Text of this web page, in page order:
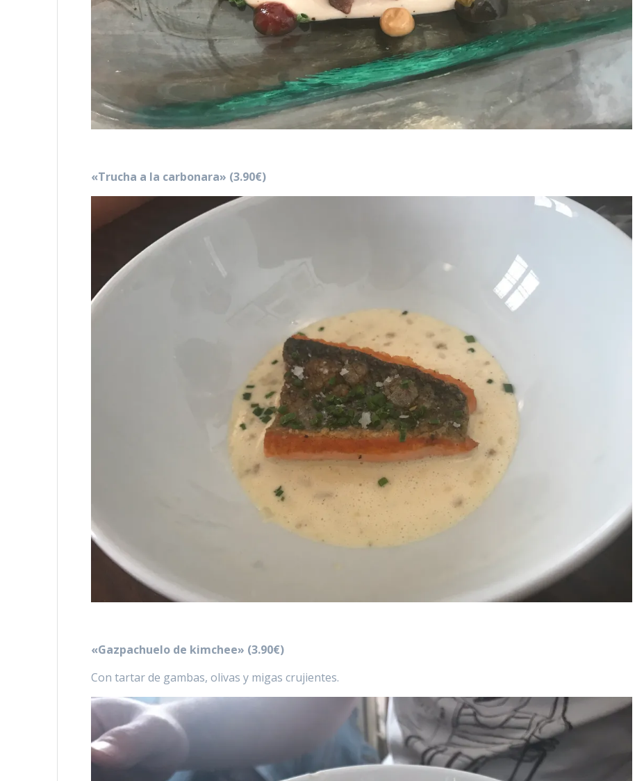
«Trucha a la carbonara» (3.90€)
«Gazpachuelo de kimchee» (3.90€)
Con tartar de gambas, olivas y migas crujientes.